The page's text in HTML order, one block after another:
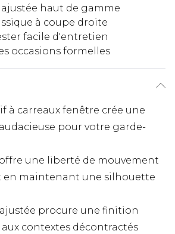
haut de gamme
à coupe droite
facile d'entretien
occasions formelles
à carreaux fenêtre crée une
pour votre garde-
une liberté de mouvement
maintenant une silhouette
procure une finition
contextes décontractés